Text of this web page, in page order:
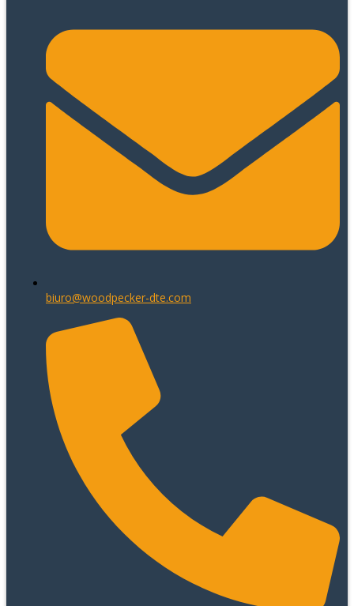
biuro@woodpecker-dte.com